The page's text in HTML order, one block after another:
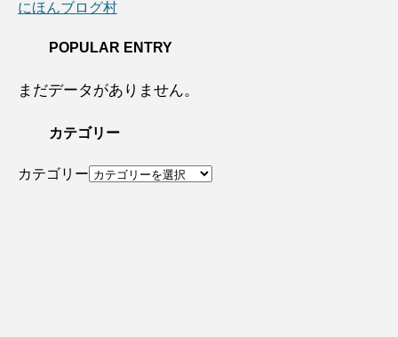
にほんブログ村
POPULAR ENTRY
まだデータがありません。
カテゴリー
カテゴリー